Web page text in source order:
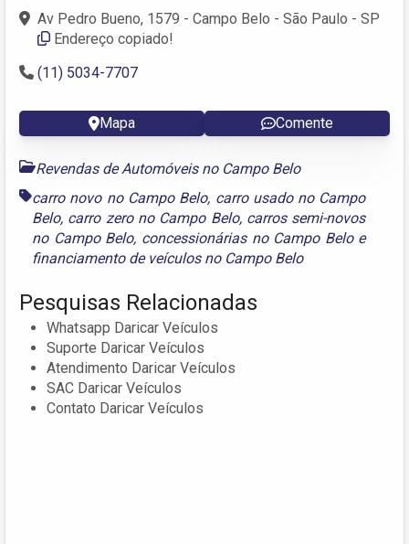
Av Pedro Bueno, 1579 - Campo Belo - São Paulo - SP
Endereço copiado!
(11) 5034-7707
Mapa Comente
Revendas de Automóveis no Campo Belo
carro novo no Campo Belo, carro usado no Campo
Belo, carro zero no Campo Belo, carros semi-novos
no Campo Belo, concessionárias no Campo Beloe
financiamento de veículos no Campo Belo
Pesquisas Relacionadas
Whatsapp Daricar Veículos
Suporte Daricar Veículos
Atendimento Daricar Veículos
SAC Daricar Veículos
Contato Daricar Veículos